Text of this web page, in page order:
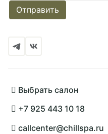
Ошибка заполнения
Отправить
Выбрать салон
+7 925 443 10 18
callcenter@chillspa.ru